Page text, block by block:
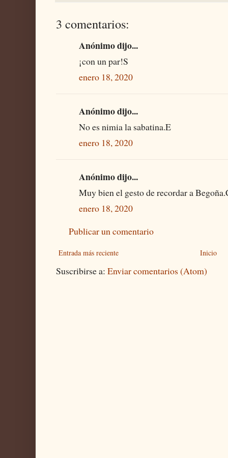
3 comentarios:
Anónimo dijo...
¡con un par!S
enero 18, 2020
Anónimo dijo...
No es nimia la sabatina.E
enero 18, 2020
Anónimo dijo...
Muy bien el gesto de recordar a
enero 18, 2020
Publicar un comentario
Entrada más reciente Inicio
Suscribirse a: Enviar comentarios (Atom)